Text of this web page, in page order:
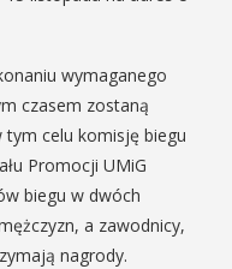
wymaganego
czasem zostaną
celu komisję biegu
Promocji UMiG
biegu w dwóch
a zawodnicy,
nagrody.